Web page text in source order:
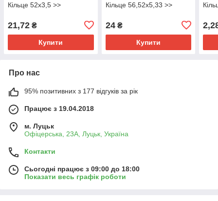
Кільце 52х3,5 >>
21,72 ₴
Купити
Кільце 56,52х5,33 >>
24₴
Купити
Про нас
95% позитивних з 177 відгуків за рік
Працює з 19.04.2018
м. Луцьк
Офіцерська, 23А, Луцьк, Україна
Контакти
Сьогодні працює з 09:00 до 18:00
Показати весь графік роботи